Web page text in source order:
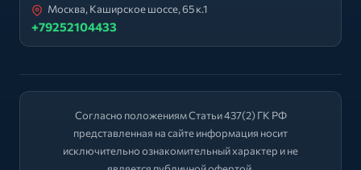
Москва, Каширское шоссе, 65 к.1
+79252104433
Согласно положениям Статьи 437(2) ГК РФ
представленная на сайте информация носит
исключительно ознакомительный характер и не